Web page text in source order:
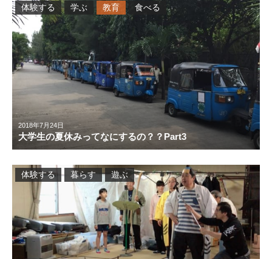
2018年7月24日
大学生の夏休みってなにするの？？Part3
体験する 学ぶ 教育 食べる
体験する 暮らす 遊ぶ